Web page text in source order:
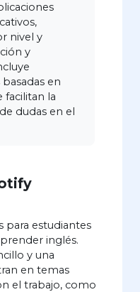
nivel y
y
en
facilitan la
dudas en el
para estudiantes
inglés.
y una
en temas
el trabajo, como